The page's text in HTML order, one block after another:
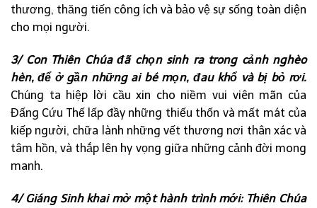
thương, thăng tiến công ích và bảo vệ sự sống toàn diện
cho mọi người.
3/ Con Thiên Chúa đã chọn sinh ra trong cảnh nghèo
hèn, để ở gần những ai bé mọn, đau khổ và bị bỏ rơi.
Chúng ta hiệp lời cầu xin cho niềm vui viên mãn của
Đấng Cứu Thế lấp đầy những thiếu thốn và mất mát của
kiếp người, chữa lành những vết thương nơi thân xác và
tâm hồn, và thắp lên hy vọng giữa những cảnh đời mong
manh.
4/ Giáng Sinh khai mở một hành trình mới: Thiên Chúa